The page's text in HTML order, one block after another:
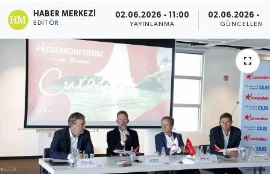
HABER MERKEZI
EDITÖR
02.06.2026 - 11:00
YAYINLANMA
02.06.2026 -
GÜNCELLEME